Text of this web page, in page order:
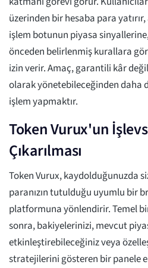
üzerinden bir hesaba para
işlem botunun piyasa
önceden belirlenmiş kurallara
izin verir. Amaç, garantili kâr
olarak yönetebileceğinden daha
işlem yapmaktır.
Token Vurux'un
Çıkarılması
Token Vurux, kaydolduğunuzda
paranızın tutulduğu uyumlu bir
platformuna yönlendirir. Temel
sonra, bakiyelerinizi, mevcut
etkinleştirebileceğiniz veya
stratejilerini gösteren bir panele